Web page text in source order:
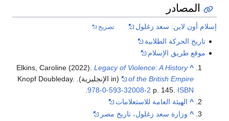
المصادر
إسلام أون لاين: سعد زغلول تصريح
تاريخ الحركة الطلابية
موقع طريق الإسلام
^
Elkins, Caroline (2022).Legacy of Violence: A History
of the British Empire
(in الإنجليزية). Knopf Doubleday.
p. 145. ISBN
978-0-593-32008-2
.
^ الهيئة العامة للاستعلامات
^ وزارة سعد زغلول، تاريخ مصر